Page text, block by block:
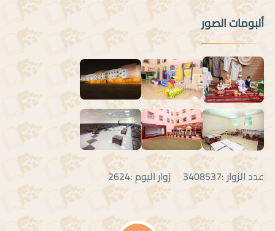
ألبومات الصور
عدد الزوار :3408537 زوار اليوم :2624